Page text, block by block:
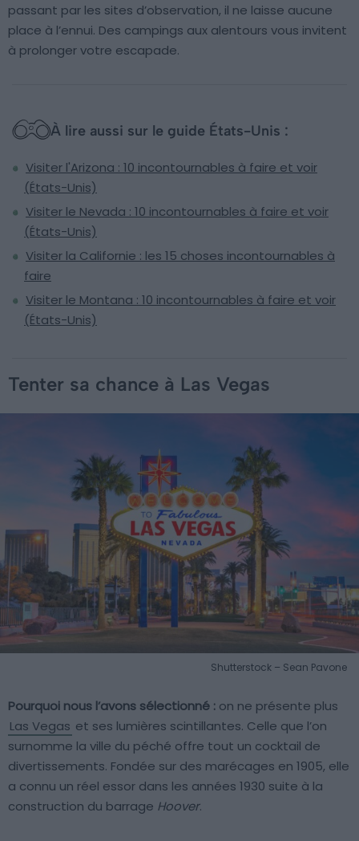
passant par les sites d’observation, il ne laisse aucune
place à l’ennui. Des campings aux alentours vous invitent
à prolonger votre escapade.
À lire aussi sur le guide États-Unis :
Visiter l'Arizona : 10 incontournables à faire et voir
(États-Unis)
Visiter le Nevada : 10 incontournables à faire et voir
(États-Unis)
Visiter la Californie : les 15 choses incontournables à
faire
Visiter le Montana : 10 incontournables à faire et voir
(États-Unis)
Tenter sa chance à Las Vegas
Shutterstock – Sean Pavone
Pourquoi nous l’avons sélectionné : on ne présente plus
Las Vegas et ses lumières scintillantes. Celle que l’on
surnomme la ville du péché offre tout un cocktail de
divertissements. Fondée sur des marécages en 1905, elle
a connu un réel essor dans les années 1930 suite à la
construction du barrage Hoover.